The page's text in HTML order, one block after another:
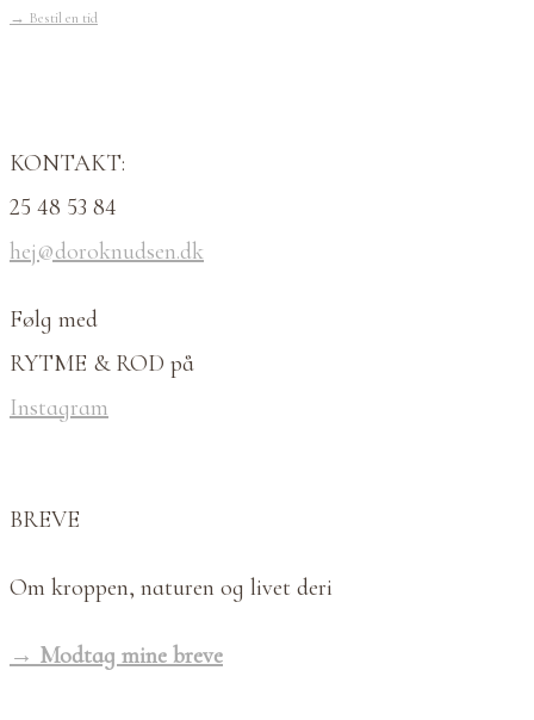
→ Bestil en tid
KONTAKT:
25 48 53 84
hej@doroknudsen.dk
Følg med
RYTME & ROD på
Instagram
BREVE
Om kroppen, naturen og livet deri
→ Modtag mine breve